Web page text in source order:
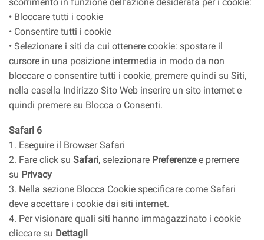
• Bloccare tutti i cookie
• Consentire tutti i cookie
• Selezionare i siti da cui ottenere cookie: spostare il
cursore in una posizione intermedia in modo da non
bloccare o consentire tutti i cookie, premere quindi su Siti,
nella casella Indirizzo Sito Web inserire un sito internet e
quindi premere su Blocca o Consenti.
Safari 6
1. Eseguire il Browser Safari
2. Fare click su Safari, selezionare Preferenzee premere
su Privacy
3. Nella sezione Blocca Cookie specificare come Safari
deve accettare i cookie dai siti internet.
4. Per visionare quali siti hanno immagazzinato i cookie
cliccare su Dettagli